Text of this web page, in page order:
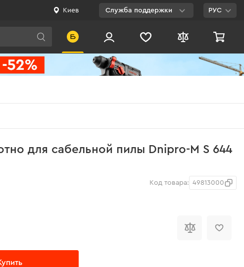
Киев Служба поддержки
0 800 200 500
РУС
для сабельной пилы Dnipro-M S 644
Код товара: 49813000